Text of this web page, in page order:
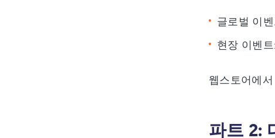
글로벌 이벤
현장 이벤
웹스토어에
파트 2: